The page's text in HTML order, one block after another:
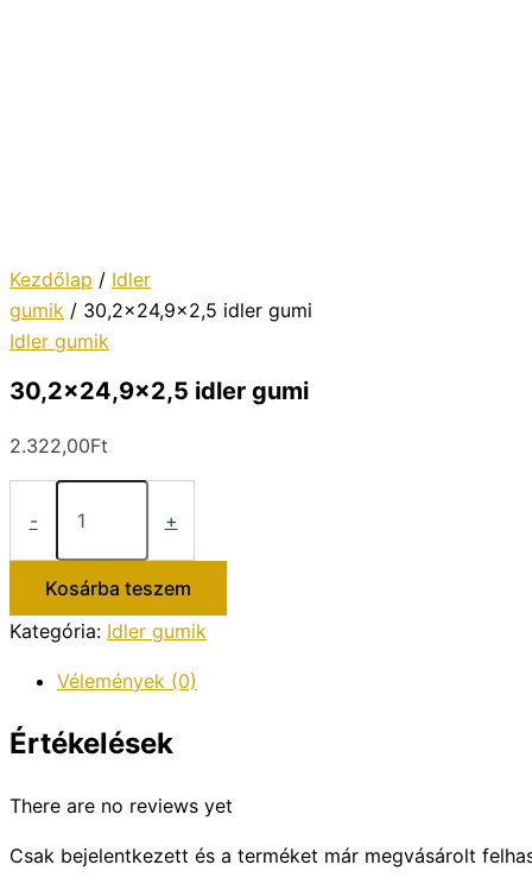
Kezdőlap / Idler
gumik / 30,2×24,9×2,5 idler gumi
Idler gumik
30,2×24,9×2,5 idler gumi
2.322,00Ft
-
30,2x24,9x2,5
mennyiség
+
Kosárba teszem
Kategória: Idler gumik
Vélemények (0)
Értékelések
There are no reviews yet
Csak bejelentkezett és a terméket már megvásárolt